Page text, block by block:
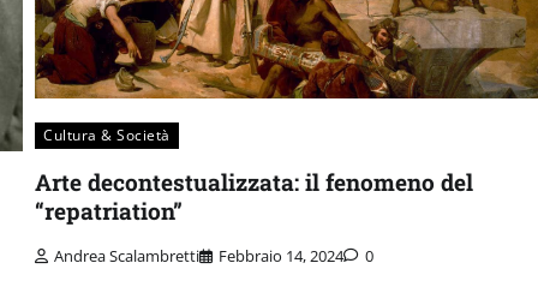
Cultura & Società
Arte decontestualizzata: il fenomeno del
“repatriation”
Andrea Scalambretti Febbraio 14, 2024 0